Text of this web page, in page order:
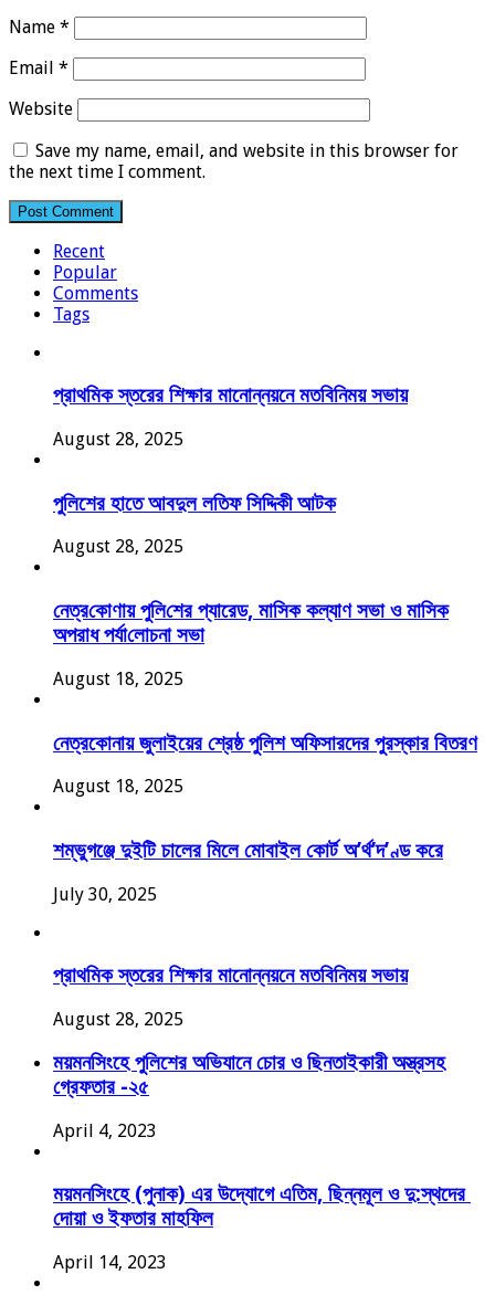
Name *
Email *
Website
Save my name, email, and website in this browser for
the next time I comment.
Recent
Popular
Comments
Tags
প্রাথমিক স্তরের শিক্ষার মানোন্নয়নে মতবিনিময় সভায়
August 28, 2025
পুলিশের হাতে আবদুল লতিফ সিদ্দিকী আটক
August 28, 2025
নেত্র‌কোণায় পু‌লি‌শের প্যারেড, মাসিক কল্যাণ সভা ও মাসিক
অপরাধ পর্যা‌লোচনা সভা
August 18, 2025
নেত্রকোনায় জুলাইয়ের শ্রেষ্ঠ পুলিশ অফিসারদের পুরস্কার বিতরণ
August 18, 2025
শম্ভুগঞ্জে দুইটি চালের মিলে মোবাইল কোর্ট অ’র্থ’দ’ণ্ড করে
July 30, 2025
প্রাথমিক স্তরের শিক্ষার মানোন্নয়নে মতবিনিময় সভায়
August 28, 2025
ময়মনসিংহে পুলিশের অভিযানে চোর ও ছিনতাইকারী অস্ত্রসহ
গ্রেফতার -২৫
April 4, 2023
ময়মনসিংহে (পুনাক) এর উদ্যোগে এতিম, ছিন্নমূল ও দু:স্থদের
দোয়া ও ইফতার মাহফিল
April 14, 2023